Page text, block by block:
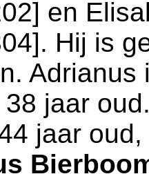
en
Hij is
. Adrianus
38 jaar
jaar